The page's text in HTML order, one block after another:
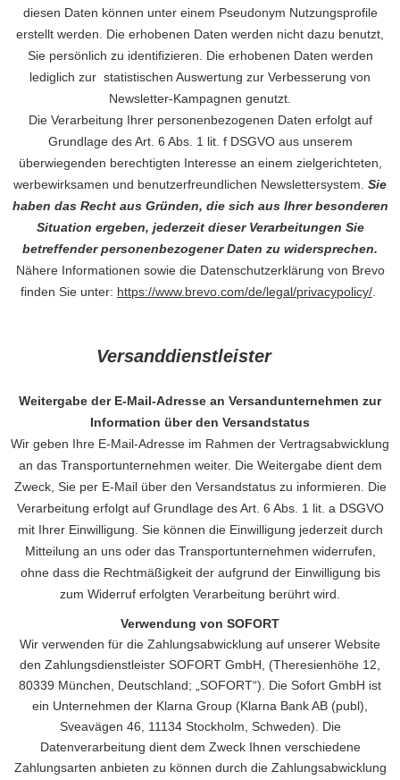
diesen Daten können unter einem Pseudonym Nutzungsprofile
erstellt werden. Die erhobenen Daten werden nicht dazu benutzt,
Sie persönlich zu identifizieren. Die erhobenen Daten werden
lediglich zur statistischen Auswertung zur Verbesserung von
Newsletter-Kampagnen genutzt.
Die Verarbeitung Ihrer personenbezogenen Daten erfolgt auf
Grundlage des Art. 6 Abs. 1 lit. f DSGVO aus unserem
überwiegenden berechtigten Interesse an einem zielgerichteten,
werbewirksamen und benutzerfreundlichen Newslettersystem. Sie
haben das Recht aus Gründen, die sich aus Ihrer besonderen
Situation ergeben, jederzeit dieser Verarbeitungen Sie
betreffender personenbezogener Daten zu widersprechen.
Nähere Informationen sowie die Datenschutzerklärung von Brevo
finden Sie unter: https://www.brevo.com/de/legal/privacypolicy/
Versanddienstleister
Weitergabe der E-Mail-Adresse an Versandunternehmen zur
Information über den Versandstatus
Wir geben Ihre E-Mail-Adresse im Rahmen der Vertragsabwicklung
an das Transportunternehmen weiter. Die Weitergabe dient dem
Zweck, Sie per E-Mail über den Versandstatus zu informieren. Die
Verarbeitung erfolgt auf Grundlage des Art. 6 Abs. 1 lit. a DSGVO
mit Ihrer Einwilligung. Sie können die Einwilligung jederzeit durch
Mitteilung an uns oder das Transportunternehmen widerrufen,
ohne dass die Rechtmäßigkeit der aufgrund der Einwilligung bis
zum Widerruf erfolgten Verarbeitung berührt wird.
Verwendung von SOFORT
Wir verwenden für die Zahlungsabwicklung auf unserer Website
den Zahlungsdienstleister SOFORT GmbH, (Theresienhöhe 12,
80339 München, Deutschland; „SOFORT“). Die Sofort GmbH ist
ein Unternehmen der Klarna Group (Klarna Bank AB (publ),
Sveavägen 46, 11134 Stockholm, Schweden). Die
Datenverarbeitung dient dem Zweck Ihnen verschiedene
Zahlungsarten anbieten zu können durch die Zahlungsabwicklung